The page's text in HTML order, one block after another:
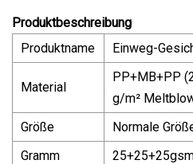
Produktbeschreibung
Produktname
Einweg-
Material
PP+MB+PP
g/m²
Größe
Normale
Gramm